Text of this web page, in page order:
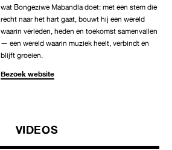
wat Bongeziwe Mabandla doet: met een stem die
recht naar het hart gaat, bouwt hij een wereld
waarin verleden, heden en toekomst samenvallen
— een wereld waarin muziek heelt, verbindt en
blijft groeien.
Bezoek website
VIDEOS